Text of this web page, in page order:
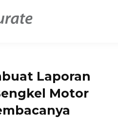
Laporan
Motor